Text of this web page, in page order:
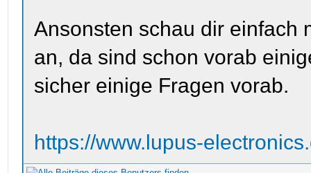
Ansonsten schau dir einfach
an, da sind schon vorab
sicher einige Fragen vorab.
https://www.lupus-